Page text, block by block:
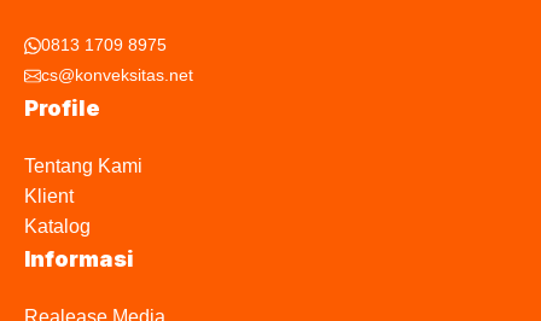
0813 1709 8975
cs@konveksitas.net
Profile
Tentang Kami
Klient
Katalog
Informasi